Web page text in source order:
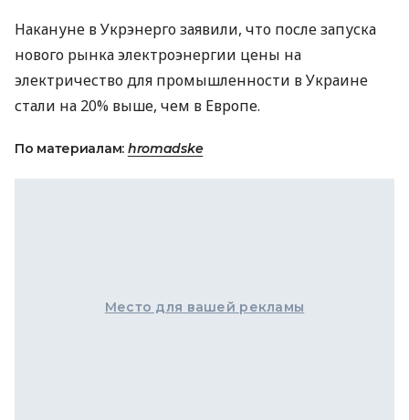
Накануне в Укрэнерго заявили, что после запуска
нового рынка электроэнергии цены на
электричество для промышленности в Украине
стали на 20% выше, чем в Европе.
По материалам: hromadske
Место для вашей рекламы